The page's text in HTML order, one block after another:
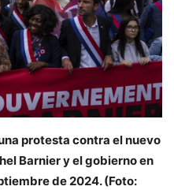
protesta contra el nuevo
Barnier y el gobierno en
de 2024. (Foto: